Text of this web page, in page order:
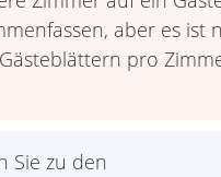
aber es ist
pro
Sie zu den